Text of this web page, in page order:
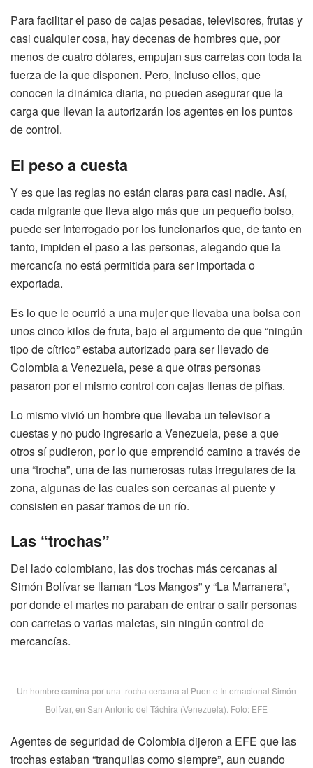
Para facilitar el paso de cajas pesadas, televisores, frutas y
casi cualquier cosa, hay decenas de hombres que, por
menos de cuatro dólares, empujan sus carretas con toda la
fuerza de la que disponen. Pero, incluso ellos, que
conocen la dinámica diaria, no pueden asegurar que la
carga que llevan la autorizarán los agentes en los puntos
de control.
El peso a cuesta
Y es que las reglas no están claras para casi nadie. Así,
cada migrante que lleva algo más que un pequeño bolso,
puede ser interrogado por los funcionarios que, de tanto en
tanto, impiden el paso a las personas, alegando que la
mercancía no está permitida para ser importada o
exportada.
Es lo que le ocurrió a una mujer que llevaba una bolsa con
unos cinco kilos de fruta, bajo el argumento de que “ningún
tipo de cítrico” estaba autorizado para ser llevado de
Colombia a Venezuela, pese a que otras personas
pasaron por el mismo control con cajas llenas de piñas.
Lo mismo vivió un hombre que llevaba un televisor a
cuestas y no pudo ingresarlo a Venezuela, pese a que
otros sí pudieron, por lo que emprendió camino a través de
una “trocha”, una de las numerosas rutas irregulares de la
zona, algunas de las cuales son cercanas al puente y
consisten en pasar tramos de un río.
Las “trochas”
Del lado colombiano, las dos trochas más cercanas al
Simón Bolívar se llaman “Los Mangos” y “La Marranera”,
por donde el martes no paraban de entrar o salir personas
con carretas o varias maletas, sin ningún control de
mercancías.
Un hombre camina por una trocha cercana al Puente Internacional Simón
Bolívar, en San Antonio del Táchira (Venezuela). Foto: EFE
Agentes de seguridad de Colombia dijeron a EFE que las
trochas estaban “tranquilas como siempre”, aun cuando